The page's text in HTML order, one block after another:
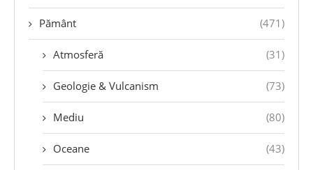
Pământ (471)
Atmosferă (31)
Geologie & Vulcanism (73)
Mediu (80)
Oceane (43)